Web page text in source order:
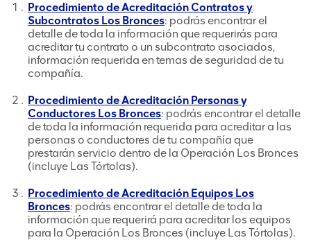
Procedimiento de Acreditación Contratos y
Subcontratos Los Bronces: podrás encontrar el
detalle de toda la información que requerirás para
acreditar tu contrato o un subcontrato asociados,
información requerida en temas de seguridad de tu
compañía.
Procedimiento de Acreditación Personas y
Conductores Los Bronces: podrás encontrar el detalle
de toda la información requerida para acreditar a las
personas o conductores de tu compañía que
prestarán servicio dentro de la Operación Los Bronces
(incluye Las Tórtolas).
Procedimiento de Acreditación Equipos Los
Bronces: podrás encontrar el detalle de toda la
información que requerirá para acreditar los equipos
para la Operación Los Bronces (incluye Las Tórtolas).